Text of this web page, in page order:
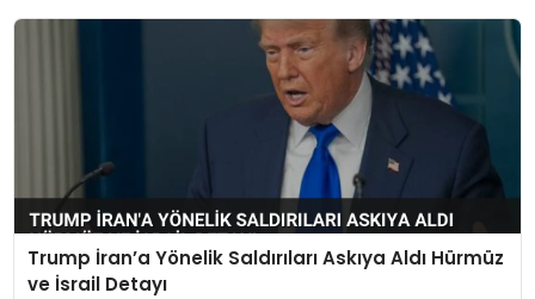
Trump İran’a Yönelik Saldırıları Askıya Aldı Hürmüz
ve İsrail Detayı